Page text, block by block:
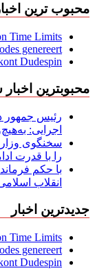
محبوب ترین
Time Limits
genereert
Dudespin
محبوبترین
رئیس جمهور
اجرایی:
سخنگوی
را با قدرت
با حکم
انقلاب
جدیدترین اخبار
Time Limits
genereert
Dudespin